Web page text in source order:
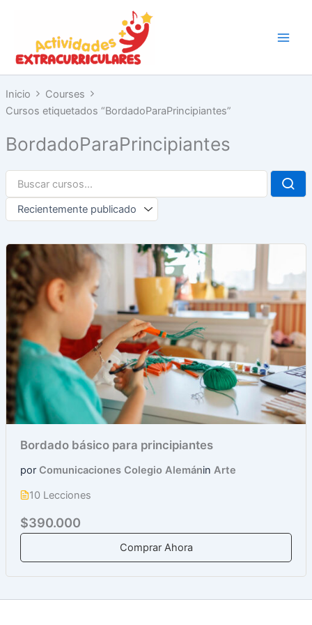
contenido
Inicio
Courses
Cursos etiquetados “BordadoParaPrincipiantes”
BordadoParaPrincipiantes
Bordado básico para principiantes
por Comunicaciones Colegio Alemánin Arte
10 Lecciones
$390.000
Comprar Ahora